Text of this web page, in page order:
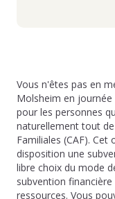
Vous n'êtes pas en
Molsheim en
pour les personnes
naturellement tout de
Familiales (CAF).
disposition une
libre choix du mode
subvention
ressources. Vous